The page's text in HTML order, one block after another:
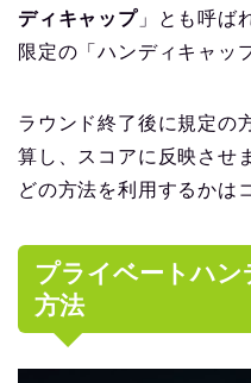
ディキャップ」とも呼ば
限定の「ハンディキャッ
ラウンド終了後に規定の
算し、スコアに反映させ
どの方法を利用するかは
プライベートハ
方法